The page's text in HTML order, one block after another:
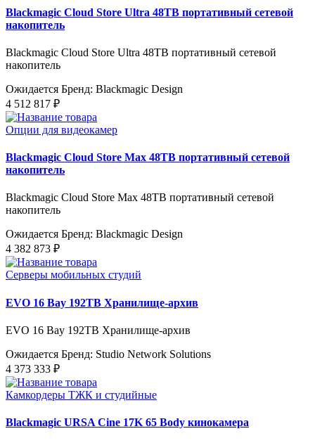
Blackmagic Cloud Store Ultra 48TB портативный сетевой
накопитель
Blackmagic Cloud Store Ultra 48TB портативный сетевой
накопитель
Ожидается Бренд: Blackmagic Design
4 512 817 ₽
Опции для видеокамер
Blackmagic Cloud Store Max 48TB портативный сетевой
накопитель
Blackmagic Cloud Store Max 48TB портативный сетевой
накопитель
Ожидается Бренд: Blackmagic Design
4 382 873 ₽
Серверы мобильных студий
EVO 16 Bay 192TB Хранилище-архив
EVO 16 Bay 192TB Хранилище-архив
Ожидается Бренд: Studio Network Solutions
4 373 333 ₽
Камкордеры ТЖК и студийные
Blackmagic URSA Cine 17K 65 Body кинокамера